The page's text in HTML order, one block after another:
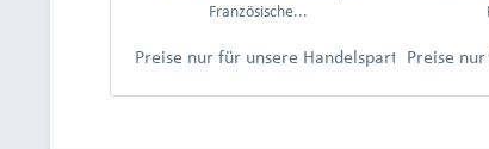
Französische...
Preise nur für unsere Handelspartner nach
Preise